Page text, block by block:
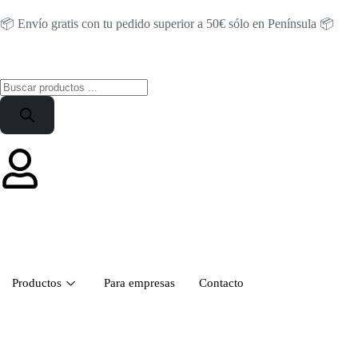
📦 Envío gratis con tu pedido superior a 50€ sólo en Península 📦
Productos Para empresas Contacto